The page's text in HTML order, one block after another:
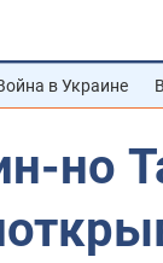
в Украине
но